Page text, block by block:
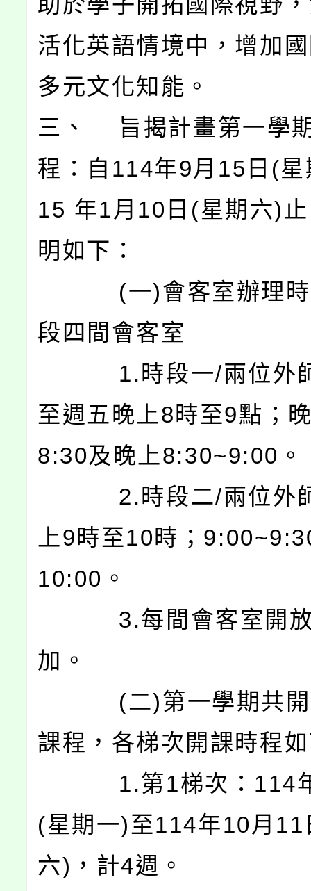
活化英語情境中，增加
多元文化知能。
三、 旨揭計畫第一學
程：自114年9月15日(
15 年1月10日(星期六)
明如下：
(一)會客室辦理時
段四間會客室
1.時段一/兩位外師
至週五晚上8時至9點；
8:30及晚上8:30~9:00。
2.時段二/兩位外師
上9時至10時；
10:00。
3.每間會客室開放
加。
(二)第一學期共開
課程，各梯次開課時程
1.第1梯次：114年
(星期一)至114年10月11
六)，計4週。